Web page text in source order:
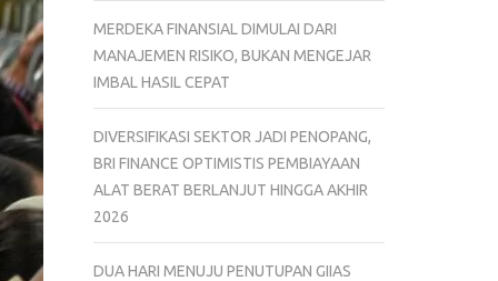
MERDEKA FINANSIAL DIMULAI DARI
MANAJEMEN RISIKO, BUKAN MENGEJAR
IMBAL HASIL CEPAT
DIVERSIFIKASI SEKTOR JADI PENOPANG,
BRI FINANCE OPTIMISTIS PEMBIAYAAN
ALAT BERAT BERLANJUT HINGGA AKHIR
2026
DUA HARI MENUJU PENUTUPAN GIIAS